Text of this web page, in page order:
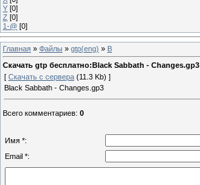
Y [0]
Z [0]
1-@ [0]
Главная » Файлы » gtp(eng) » B
Скачать gtp бесплатно:Black Sabbath - Changes.gp3
[ Скачать с сервера (11.3 Kb) ]
Black Sabbath - Changes.gp3
Всего комментариев: 0
Имя *:
Email *: